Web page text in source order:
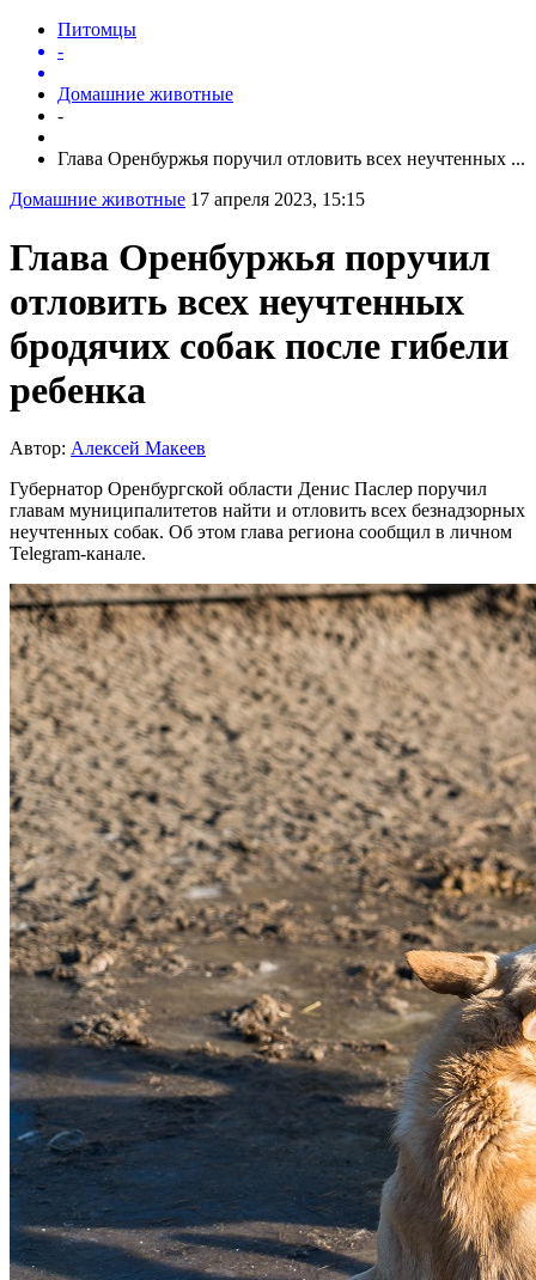
Питомцы
-
Домашние животные
-
Глава Оренбуржья поручил отловить всех неучтенных ...
Домашние животные 17 апреля 2023, 15:15
Глава Оренбуржья поручил
отловить всех неучтенных
бродячих собак после гибели
ребенка
Автор: Алексей Макеев
Губернатор Оренбургской области Денис Паслер поручил
главам муниципалитетов найти и отловить всех безнадзорных
неучтенных собак. Об этом глава региона сообщил в личном
Telegram-канале.